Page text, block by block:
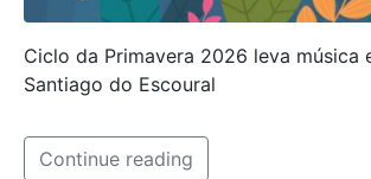
Ciclo da Primavera 2026 leva música
Santiago do Escoural
Continue reading